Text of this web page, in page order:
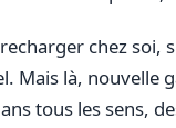
chez
Mais là, nouvelle
tous les sens,